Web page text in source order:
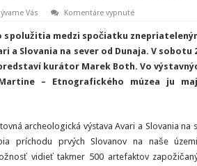
Vás Komentáre vypnuténa
výstava
Avari
a Slovania
na
sever
Dunaja
v
Martine
spolužitia medzi spočiatku
a Slovania na sever od Dunaja. V sobotu
kurátor Marek Both. Vo
– Etnografického múzea ju
archeologická výstava Avari a Slovania na
príchodu prvých Slovanov na naše
vidieť takmer 500 artefaktov